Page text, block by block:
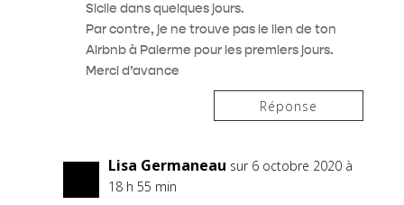
Sicile dans quelques jours.
Par contre, je ne trouve pas le lien de ton
Airbnb à Palerme pour les premiers jours.
Merci d’avance
Réponse
Lisa Germaneau sur 6 octobre 2020 à
18 h 55 min